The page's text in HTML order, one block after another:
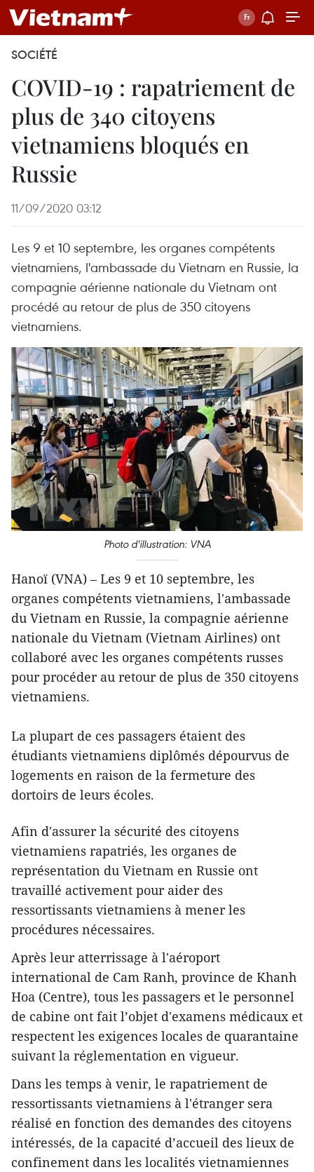
SOCIÉTÉ
COVID-19 : rapatriement de
plus de 340 citoyens
vietnamiens bloqués en
Russie
11/09/2020 03:12
Les 9 et 10 septembre, les organes compétents
vietnamiens, l'ambassade du Vietnam en Russie, la
compagnie aérienne nationale du Vietnam ont
procédé au retour de plus de 350 citoyens
vietnamiens.
Photo d'illustration: VNA
Hanoï (VNA) – Les 9 et 10 septembre, les
organes compétents vietnamiens, l'ambassade
du Vietnam en Russie, la compagnie aérienne
nationale du Vietnam (Vietnam Airlines) ont
collaboré avec les organes compétents russes
pour procéder au retour de plus de 350 citoyens
vietnamiens.
La plupart de ces passagers étaient des
étudiants vietnamiens diplômés dépourvus de
logements en raison de la fermeture des
dortoirs de leurs écoles.
Afin d'assurer la sécurité des citoyens
vietnamiens rapatriés, les organes de
représentation du Vietnam en Russie ont
travaillé activement pour aider des
ressortissants vietnamiens à mener les
procédures nécessaires.
Après leur atterrissage à l'aéroport
international de Cam Ranh, province de Khanh
Hoa (Centre), tous les passagers et le personnel
de cabine ont fait l’objet d'examens médicaux et
respectent les exigences locales de quarantaine
suivant la réglementation en vigueur.
Dans les temps à venir, le rapatriement de
ressortissants vietnamiens à l'étranger sera
réalisé en fonction des demandes des citoyens
intéressés, de la capacité d’accueil des lieux de
confinement dans les localités vietnamiennes